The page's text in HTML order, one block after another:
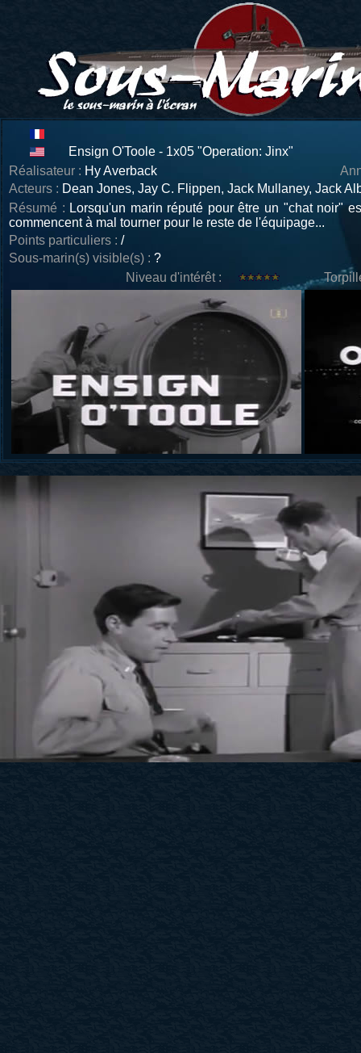
Ensign O'Toole - 1x05 "Operation: Jinx"
Réalisateur : Hy Averback
Acteurs : Dean Jones, Jay C. Flippen, Jack Mullaney, Jack
Résumé : Lorsqu'un marin réputé pour être un "chat noir"
commencent à mal tourner pour le reste de l'équipage...
Points particuliers : /
Sous-marin(s) visible(s) : ?
Niveau d'intérêt :